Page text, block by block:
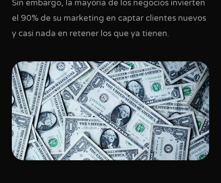
Sin embargo, la mayoria de los negocios invierten
el 90% de su marketing en captar clientes nuevos
y casi nada en retener los que ya tienen.